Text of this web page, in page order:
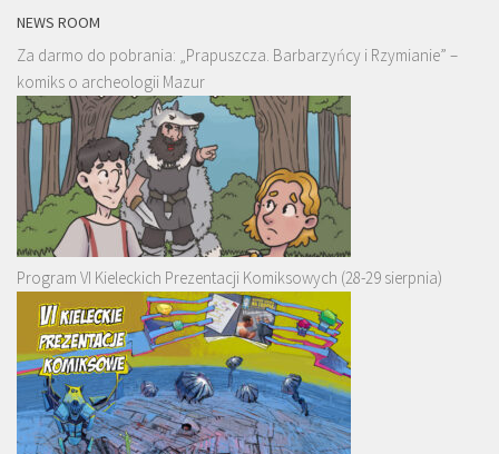
NEWS ROOM
Za darmo do pobrania: „Prapuszcza. Barbarzyńcy i Rzymianie” –
komiks o archeologii Mazur
Program VI Kieleckich Prezentacji Komiksowych (28-29 sierpnia)